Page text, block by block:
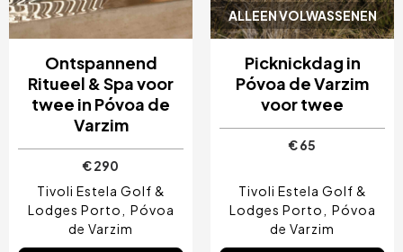
Ontspannend
Ritueel & Spa voor
twee in Póvoa de
Varzim
€ 290
Tivoli Estela Golf &
Lodges Porto
Póvoa
de Varzim
ALLEEN VOLWASSENEN
Picknickdag in
Póvoa de Varzim
voor twee
€ 65
Tivoli Estela Golf &
Lodges Porto
Póvoa
de Varzim